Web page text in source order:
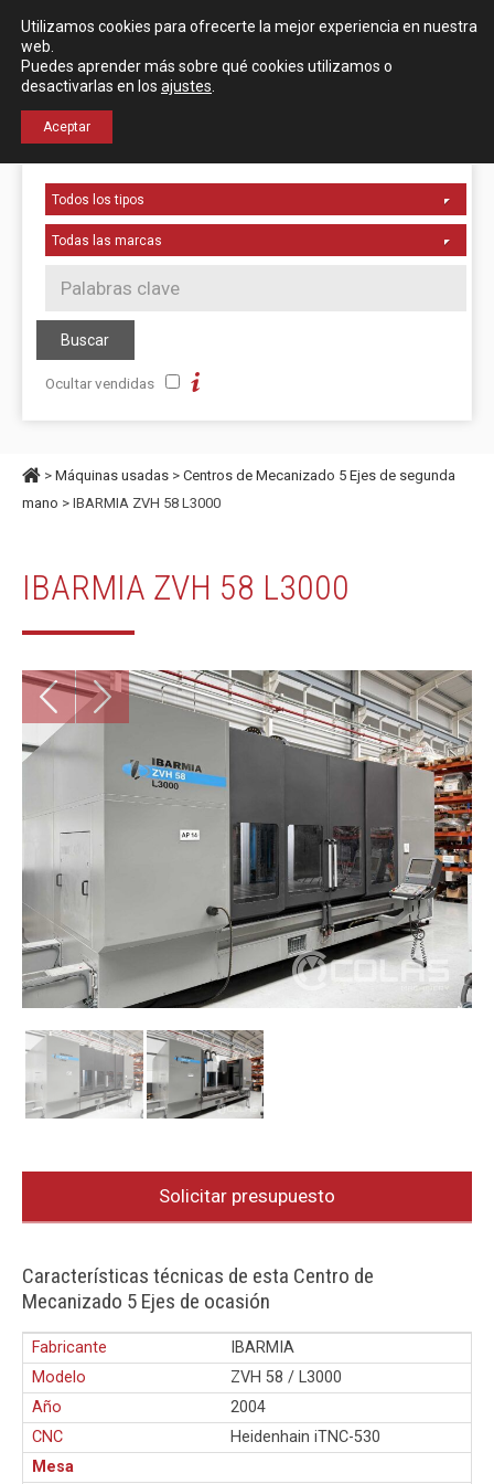
Localización Español English
Ocultar vendidas
> Máquinas usadas > Centros de Mecanizado 5 Ejes de segunda
mano > IBARMIA ZVH 58 L3000
IBARMIA ZVH 58 L3000
Solicitar presupuesto
Características técnicas de esta Centro de
Mecanizado 5 Ejes de ocasión
Fabricante
IBARMIA
Modelo
ZVH 58 / L3000
Año
2004
CNC
Heidenhain iTNC-530
Mesa
Utilizamos cookies para ofrecerte la mejor experiencia en nuestra
web.
Puedes aprender más sobre qué cookies utilizamos o
desactivarlas en los ajustes
Aceptar